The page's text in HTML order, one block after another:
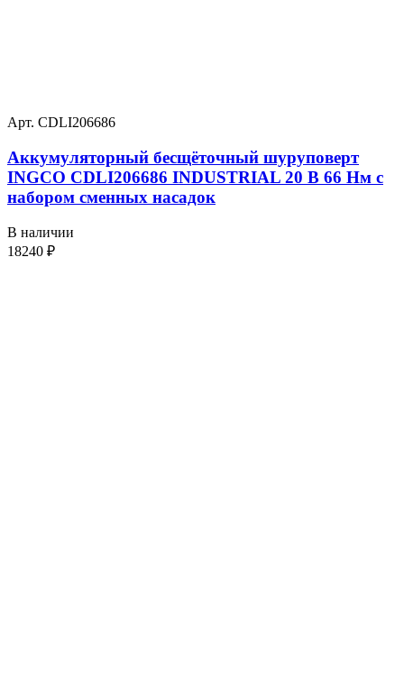
Арт. CDLI206686
Аккумуляторный бесщёточный шуруповерт
INGCO CDLI206686 INDUSTRIAL 20 В 66 Нм с
набором сменных насадок
В наличии
18240 ₽